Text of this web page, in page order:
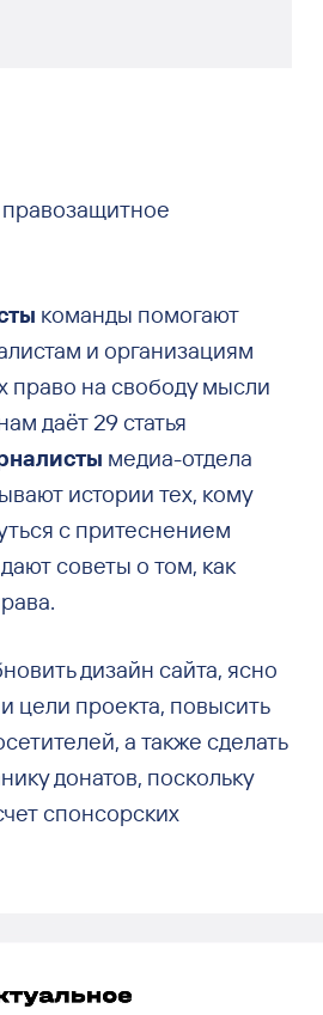
команды помогают
и организациям
право на свободу мысли
даёт 29 статья
медиа-отдела
истории тех, кому
с притеснением
советы о том, как
дизайн сайта, ясно
цели проекта, повысить
а также сделать
донатов, поскольку
спонсорских